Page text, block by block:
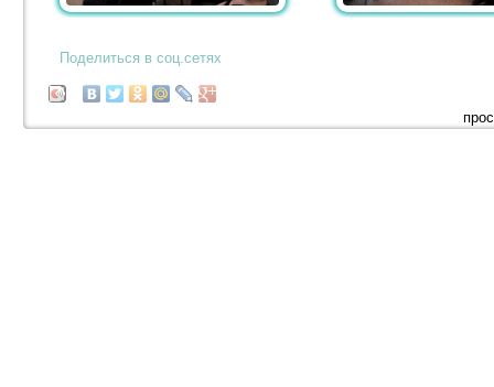
Поделиться в соц.сетях